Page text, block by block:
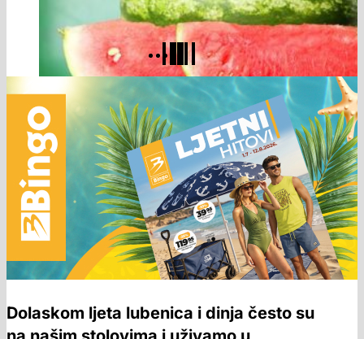
Dolaskom ljeta lubenica i dinja često su